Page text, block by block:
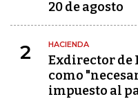
20 de agosto
2 HACIENDA
Exdirector de
como
impuesto al